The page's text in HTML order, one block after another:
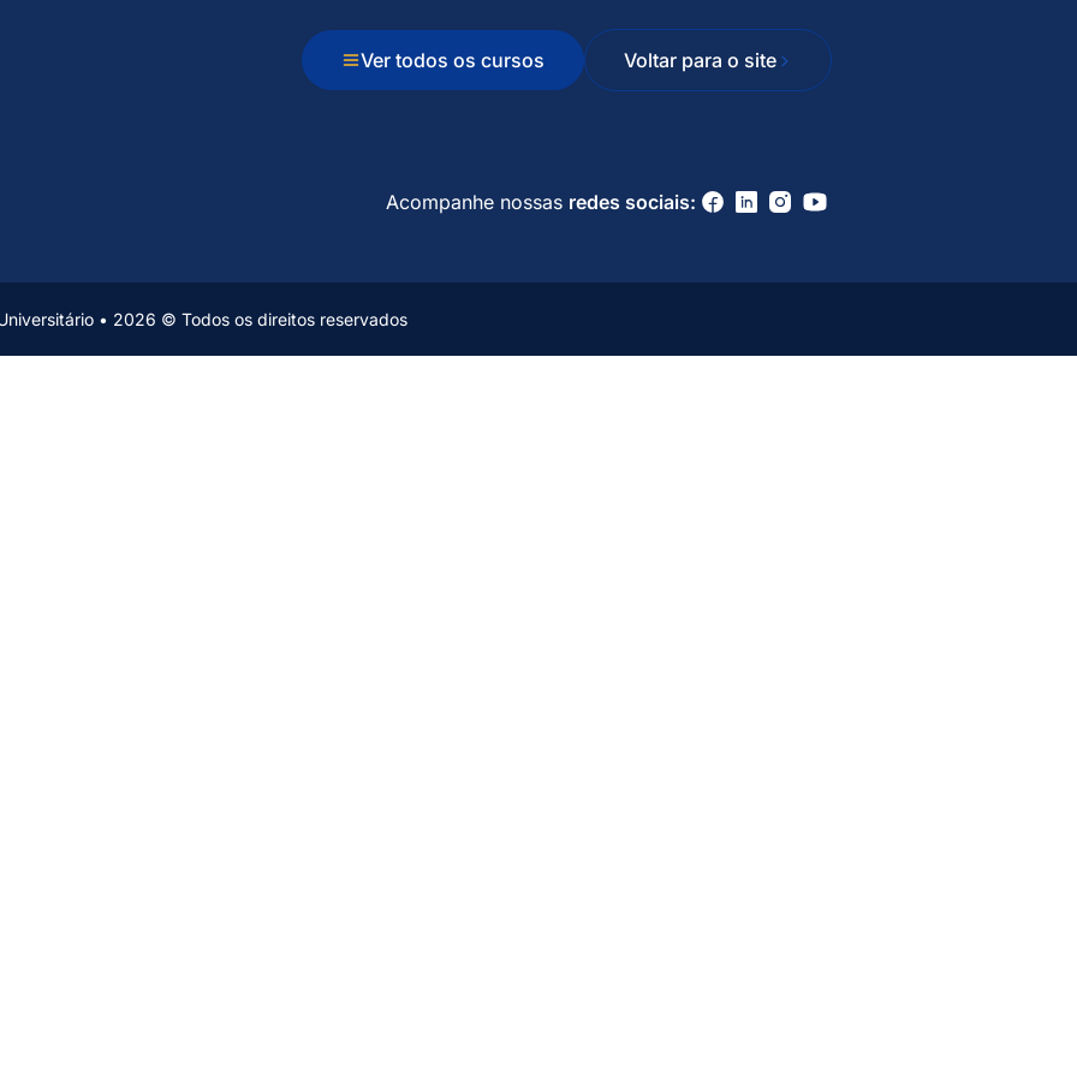
Ver todos os cursos Voltar para o site
Acompanhe nossas redes sociais:
• 2026 © Todos os direitos reservados